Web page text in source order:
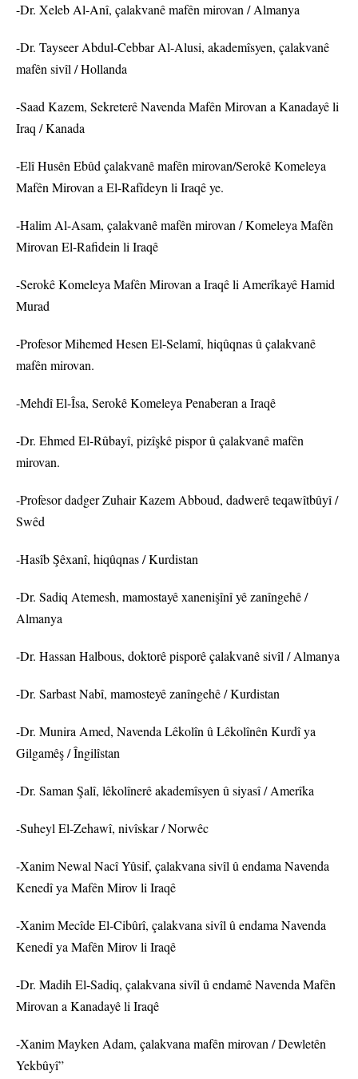
-Dr. Xeleb Al-Anî, çalakvanê mafên mirovan / Almanya
-Dr. Tayseer Abdul-Cebbar Al-Alusi, akademîsyen, çalakvanê
mafên sivîl / Hollanda
-Saad Kazem, Sekreterê Navenda Mafên Mirovan a Kanadayê li
Iraq / Kanada
-Elî Husên Ebûd çalakvanê mafên mirovan/Serokê Komeleya
Mafên Mirovan a El-Rafîdeyn li Iraqê ye.
-Halim Al-Asam, çalakvanê mafên mirovan / Komeleya Mafên
Mirovan El-Rafidein li Iraqê
-Serokê Komeleya Mafên Mirovan a Iraqê li Amerîkayê Hamid
Murad
-Profesor Mihemed Hesen El-Selamî, hiqûqnas û çalakvanê
mafên mirovan.
-Mehdî El-Îsa, Serokê Komeleya Penaberan a Iraqê
-Dr. Ehmed El-Rûbayî, pizîşkê pispor û çalakvanê mafên
mirovan.
-Profesor dadger Zuhair Kazem Abboud, dadwerê teqawîtbûyî /
Swêd
-Hasîb Şêxanî, hiqûqnas / Kurdistan
-Dr. Sadiq Atemesh, mamostayê xanenişînî yê zanîngehê /
Almanya
-Dr. Hassan Halbous, doktorê pisporê çalakvanê sivîl / Almanya
-Dr. Sarbast Nabî, mamosteyê zanîngehê / Kurdistan
-Dr. Munira Amed, Navenda Lêkolîn û Lêkolînên Kurdî ya
Gilgamêş / Îngilîstan
-Dr. Saman Şalî, lêkolînerê akademîsyen û siyasî / Amerîka
-Suheyl El-Zehawî, nivîskar / Norwêc
-Xanim Newal Nacî Yûsif, çalakvana sivîl û endama Navenda
Kenedî ya Mafên Mirov li Iraqê
-Xanim Mecîde El-Cibûrî, çalakvana sivîl û endama Navenda
Kenedî ya Mafên Mirov li Iraqê
-Dr. Madih El-Sadiq, çalakvana sivîl û endamê Navenda Mafên
Mirovan a Kanadayê li Iraqê
-Xanim Mayken Adam, çalakvana mafên mirovan / Dewletên
Yekbûyî”